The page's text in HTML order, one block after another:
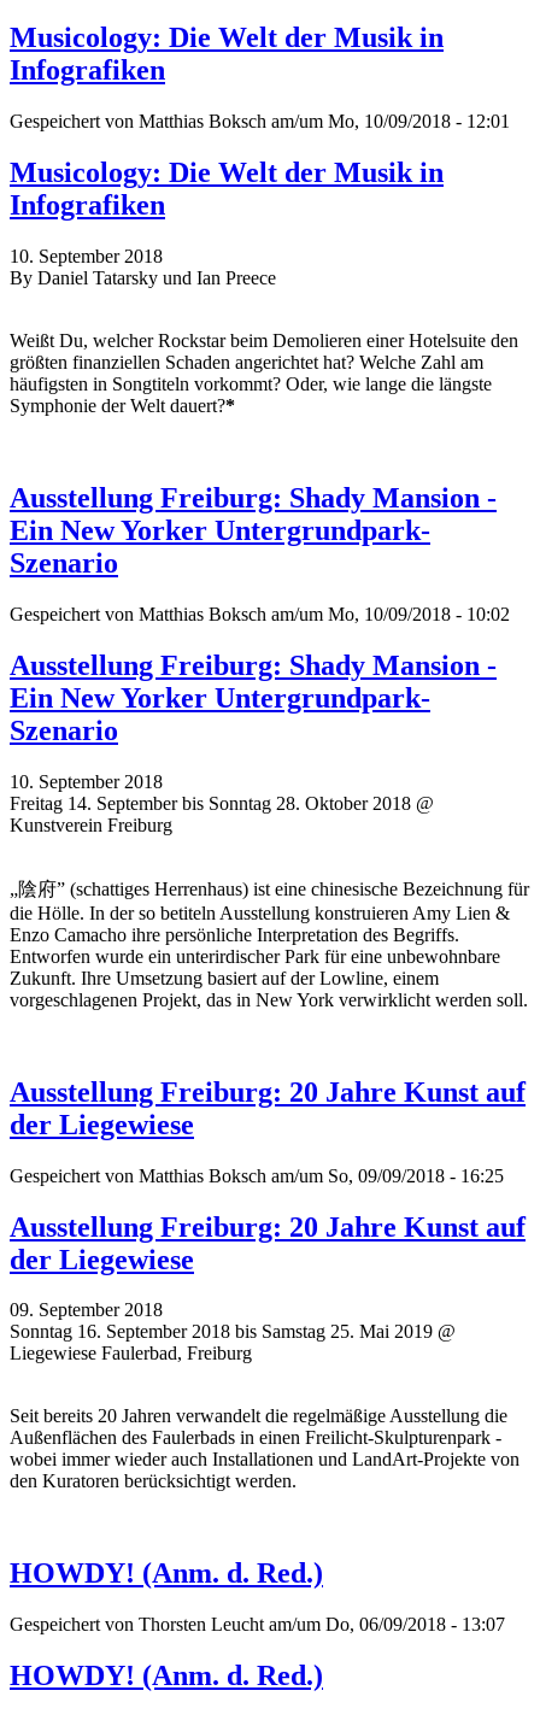
Musicology: Die Welt der Musik in
Infografiken
Gespeichert von Matthias Boksch am/um Mo, 10/09/2018 - 12:01
Musicology: Die Welt der Musik in
Infografiken
10. September 2018
By Daniel Tatarsky und Ian Preece
Weißt Du, welcher Rockstar beim Demolieren einer Hotelsuite den
größten finanziellen Schaden angerichtet hat? Welche Zahl am
häufigsten in Songtiteln vorkommt? Oder, wie lange die längste
Symphonie der Welt dauert?*
Ausstellung Freiburg: Shady Mansion -
Ein New Yorker Untergrundpark-
Szenario
Gespeichert von Matthias Boksch am/um Mo, 10/09/2018 - 10:02
Ausstellung Freiburg: Shady Mansion -
Ein New Yorker Untergrundpark-
Szenario
10. September 2018
Freitag 14. September bis Sonntag 28. Oktober 2018 @
Kunstverein Freiburg
„陰府” (schattiges Herrenhaus) ist eine chinesische Bezeichnung für
die Hölle. In der so betiteln Ausstellung konstruieren Amy Lien &
Enzo Camacho ihre persönliche Interpretation des Begriffs.
Entworfen wurde ein unterirdischer Park für eine unbewohnbare
Zukunft. Ihre Umsetzung basiert auf der Lowline, einem
vorgeschlagenen Projekt, das in New York verwirklicht werden soll.
Ausstellung Freiburg: 20 Jahre Kunst auf
der Liegewiese
Gespeichert von Matthias Boksch am/um So, 09/09/2018 - 16:25
Ausstellung Freiburg: 20 Jahre Kunst auf
der Liegewiese
09. September 2018
Sonntag 16. September 2018 bis Samstag 25. Mai 2019 @
Liegewiese Faulerbad, Freiburg
Seit bereits 20 Jahren verwandelt die regelmäßige Ausstellung die
Außenflächen des Faulerbads in einen Freilicht-Skulpturenpark -
wobei immer wieder auch Installationen und LandArt-Projekte von
den Kuratoren berücksichtigt werden.
HOWDY! (Anm. d. Red.)
Gespeichert von Thorsten Leucht am/um Do, 06/09/2018 - 13:07
HOWDY! (Anm. d. Red.)